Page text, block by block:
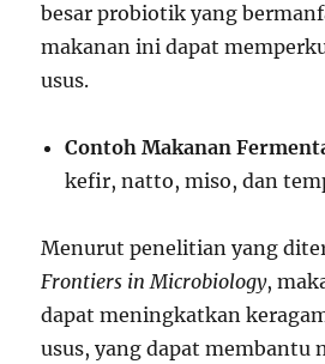
besar probiotik yang
makanan ini dapat
usus.
Contoh Makanan
kefir, natto, miso, dan
Menurut penelitian yang
Frontiers in Microbiology,
dapat meningkatkan
usus, yang dapat membantu